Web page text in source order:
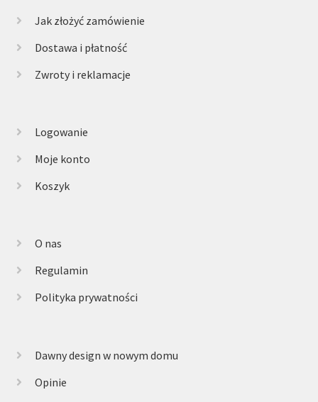
Jak złożyć zamówienie
Dostawa i płatność
Zwroty i reklamacje
Logowanie
Moje konto
Koszyk
O nas
Regulamin
Polityka prywatności
Dawny design w nowym domu
Opinie